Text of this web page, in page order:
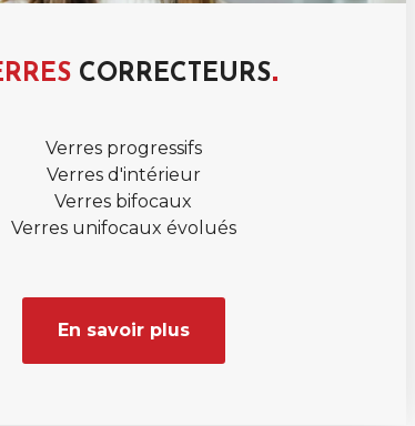
CORRECTEURS
Verres progressifs
Verres d'intérieur
Verres bifocaux
Verres unifocaux évolués
En savoir plus